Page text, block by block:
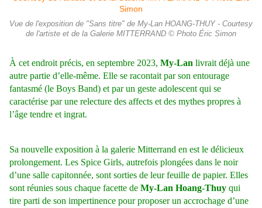
Vue de l'exposition de "Sans titre" de My-Lan HOANG-THUY - Courtesy
de l'artiste et de la Galerie MITTERRAND © Photo Éric Simon
À cet endroit précis, en septembre 2023, My-Lan livrait déjà une
autre partie d’elle-même. Elle se racontait par son entourage
fantasmé (le Boys Band) et par un geste adolescent qui se
caractérise par une relecture des affects et des mythes propres à
l’âge tendre et ingrat.
Sa nouvelle exposition à la galerie Mitterrand en est le délicieux
prolongement. Les Spice Girls, autrefois plongées dans le noir
d’une salle capitonnée, sont sorties de leur feuille de papier. Elles
sont réunies sous chaque facette de My-Lan Hoang-Thuy qui
tire parti de son impertinence pour proposer un accrochage d’une